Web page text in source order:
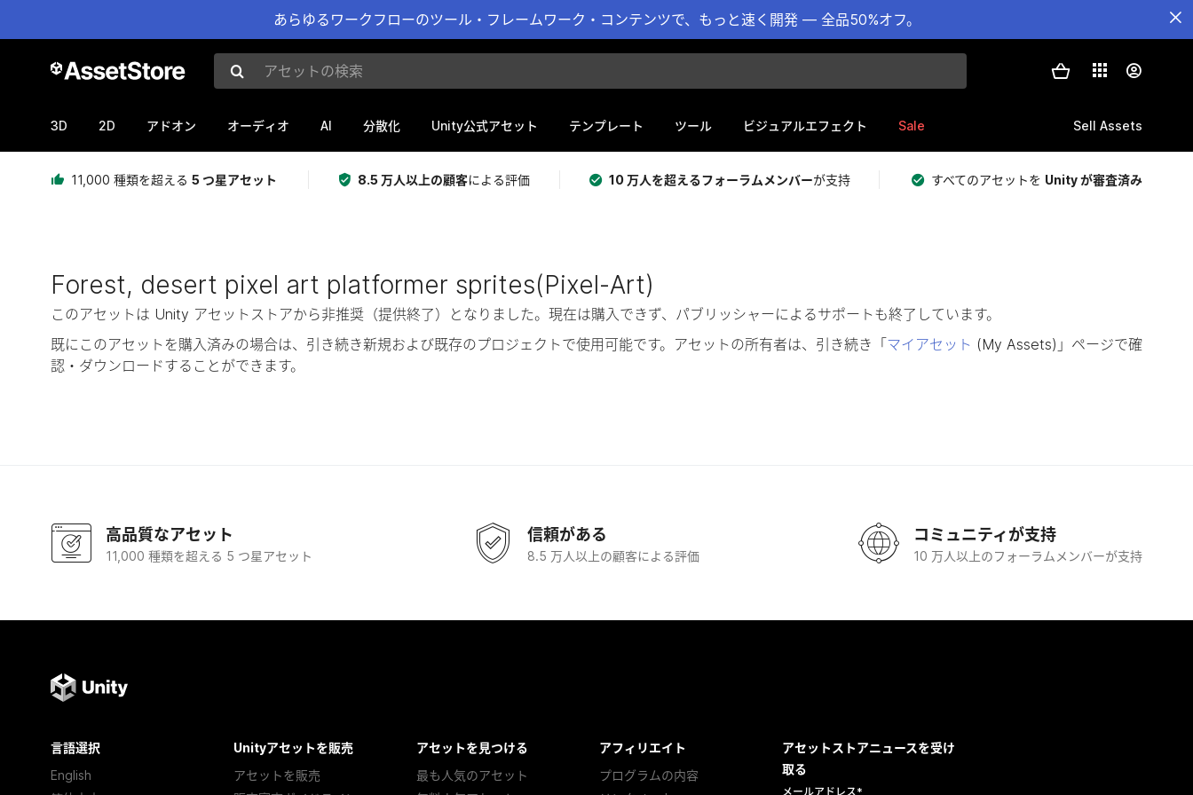
あらゆるワークフローのツール・フレームワーク・コンテンツで、もっと速く開発 — 全品50%オフ。
アセットの検索
3D 2D アドオン オーディオ AI 分散化 Unity公式アセット テンプレート ツール ビジュアルエフェクト Sale Sell Assets
11,000 種類を超える 5 つ星アセット 8.5 万人以上の顧客による評価 10 万人を超えるフォーラムメンバーが支持 すべてのアセットを Unity が審査済み
Forest, desert pixel art platformer sprites(Pixel-Art)
このアセットは Unity アセットストアから非推奨（提供終了）となりました。現在は購入できず、パブリッシャーによるサポートも終了しています。
既にこのアセットを購入済みの場合は、引き続き新規および既存のプロジェクトで使用可能です。アセットの所有者は、引き続き「 マイアセット (My Assets)」ページで確
認・ダウンロードすることができます。
高品質なアセット
11,000 種類を超える 5 つ星アセット
信頼がある
8.5 万人以上の顧客による評価
コミュニティが支持
10 万人以上のフォーラムメンバーが支持
言語選択
English
Unityアセットを販売
アセットを販売
アセットを見つける
最も人気のアセット
アフィリエイト
プログラムの内容
アセットストアニュースを受け
取る
メールアドレス*